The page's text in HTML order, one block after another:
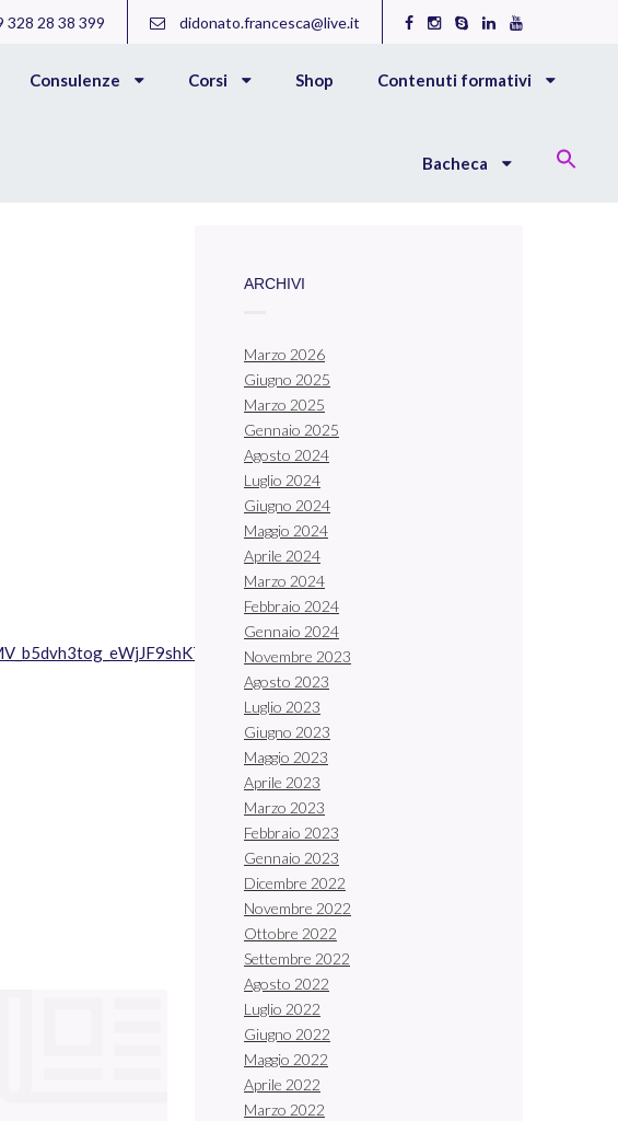
328 28 38 399 didonato.francesca@live.it
Consulenze Corsi Shop Contenuti formativi
Bacheca
ARCHIVI
Marzo 2026
Giugno 2025
Marzo 2025
Gennaio 2025
Agosto 2024
Luglio 2024
Giugno 2024
Maggio 2024
Aprile 2024
Marzo 2024
Febbraio 2024
Gennaio 2024
Novembre 2023
Agosto 2023
Luglio 2023
Giugno 2023
Maggio 2023
Aprile 2023
Marzo 2023
Febbraio 2023
Gennaio 2023
Dicembre 2022
Novembre 2022
Ottobre 2022
Settembre 2022
Agosto 2022
Luglio 2022
Giugno 2022
Maggio 2022
Aprile 2022
Marzo 2022